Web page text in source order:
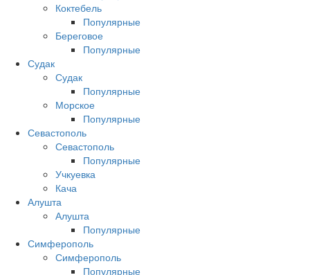
Коктебель
Популярные
Береговое
Популярные
Судак
Судак
Популярные
Морское
Популярные
Севастополь
Севастополь
Популярные
Учкуевка
Кача
Алушта
Алушта
Популярные
Симферополь
Симферополь
Популярные